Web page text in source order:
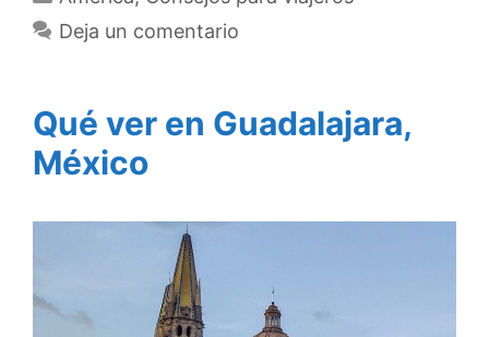
Deja un comentario
Qué ver en Guadalajara,
México